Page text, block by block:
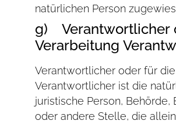
natürlichen Person
g) Verantwortlicher
Verarbeitung
Verantwortlicher oder für
Verantwortlicher ist die
juristische Person, Behörde,
oder andere Stelle, die